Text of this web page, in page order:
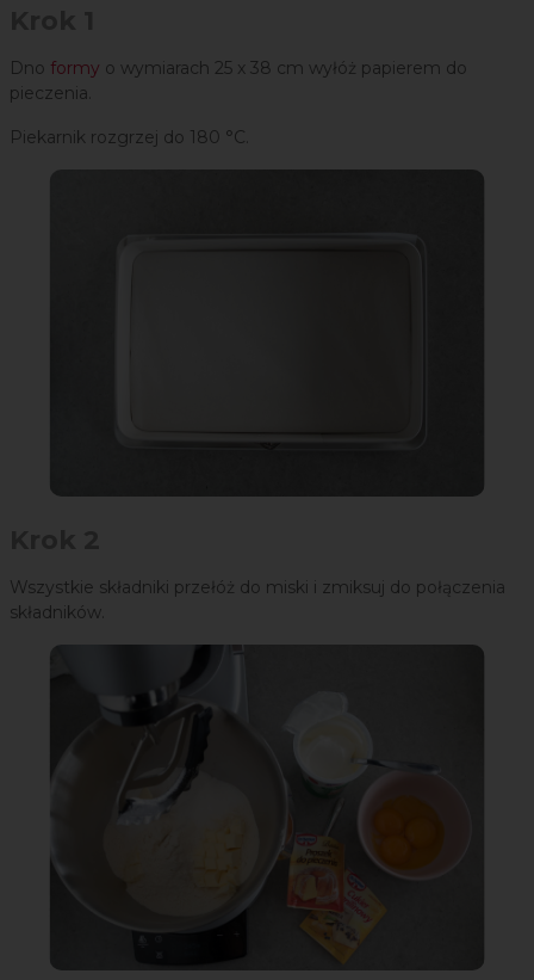
Dno formy o wymiarach 25 x 38 cm wyłóż papierem do
pieczenia.
Piekarnik rozgrzej do 180 °C.
Wszystkie składniki przełóż do miski i zmiksuj do połączenia
składników.